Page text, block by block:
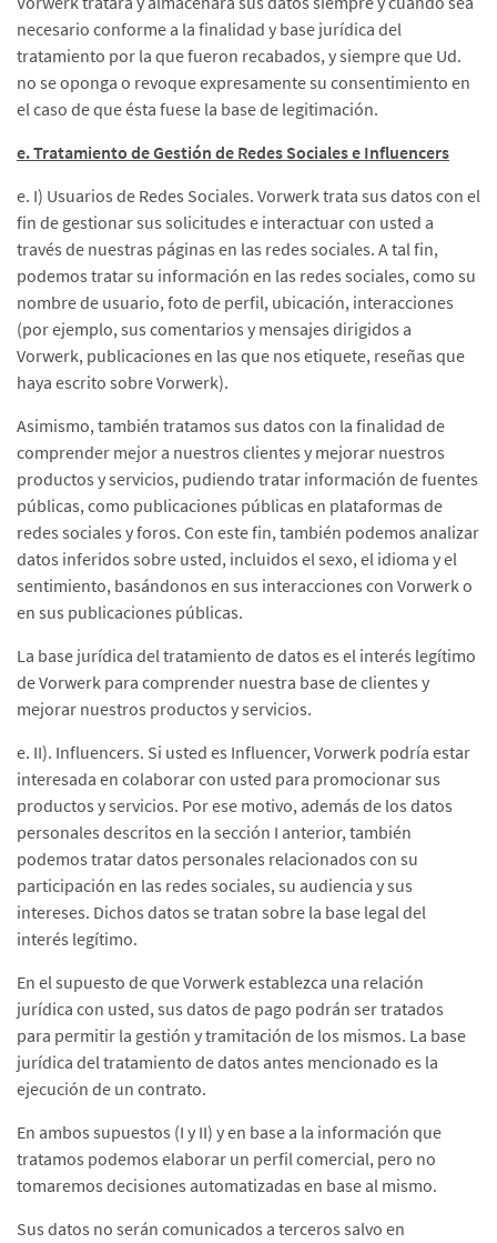
necesario conforme a la finalidad y base jurídica del
tratamiento por la que fueron recabados, y siempre que Ud.
no se oponga o revoque expresamente su consentimiento en
el caso de que ésta fuese la base de legitimación.
e. Tratamiento de Gestión de Redes Sociales e Influencers
e. I) Usuarios de Redes Sociales. Vorwerk trata sus datos con el
fin de gestionar sus solicitudes e interactuar con usted a
través de nuestras páginas en las redes sociales. A tal fin,
podemos tratar su información en las redes sociales, como su
nombre de usuario, foto de perfil, ubicación, interacciones
(por ejemplo, sus comentarios y mensajes dirigidos a
Vorwerk, publicaciones en las que nos etiquete, reseñas que
haya escrito sobre Vorwerk).
Asimismo, también tratamos sus datos con la finalidad de
comprender mejor a nuestros clientes y mejorar nuestros
productos y servicios, pudiendo tratar información de fuentes
públicas, como publicaciones públicas en plataformas de
redes sociales y foros. Con este fin, también podemos analizar
datos inferidos sobre usted, incluidos el sexo, el idioma y el
sentimiento, basándonos en sus interacciones con Vorwerk o
en sus publicaciones públicas.
La base jurídica del tratamiento de datos es el interés legítimo
de Vorwerk para comprender nuestra base de clientes y
mejorar nuestros productos y servicios.
e. II). Influencers. Si usted es Influencer, Vorwerk podría estar
interesada en colaborar con usted para promocionar sus
productos y servicios. Por ese motivo, además de los datos
personales descritos en la sección I anterior, también
podemos tratar datos personales relacionados con su
participación en las redes sociales, su audiencia y sus
intereses. Dichos datos se tratan sobre la base legal del
interés legítimo.
En el supuesto de que Vorwerk establezca una relación
jurídica con usted, sus datos de pago podrán ser tratados
para permitir la gestión y tramitación de los mismos. La base
jurídica del tratamiento de datos antes mencionado es la
ejecución de un contrato.
En ambos supuestos (I y II) y en base a la información que
tratamos podemos elaborar un perfil comercial, pero no
tomaremos decisiones automatizadas en base al mismo.
Sus datos no serán comunicados a terceros salvo en